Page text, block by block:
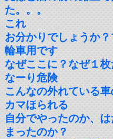
た。。。
これ
お分かりでしょうか
輪車用です
なぜここに？なぜ１
なーり危険
こんなの外れている
カマほられる
自分でやったのか、
まったのか？